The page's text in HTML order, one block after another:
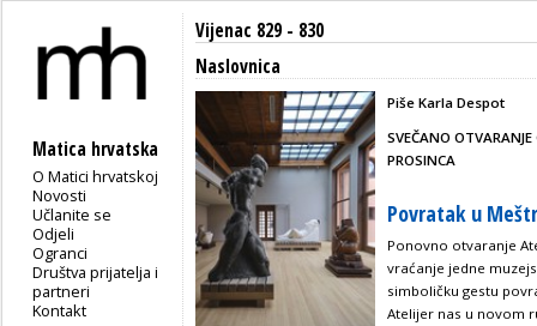
Matica hrvatska
O Matici hrvatskoj
Novosti
Učlanite se
Odjeli
Ogranci
Društva prijatelja i
partneri
Kontakt
Vijenac 829 - 830
Naslovnica
Piše Karla Despot
SVEČANO
PROSINCA
Povratak u
Ponovno otvaranje
vraćanje jedne
simboličku gestu
Atelijer nas u novom